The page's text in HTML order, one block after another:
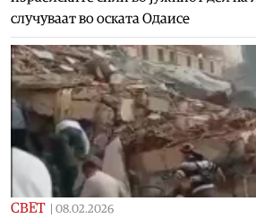
случуваат во оската Одаисе
СВЕТ 08.02.2026